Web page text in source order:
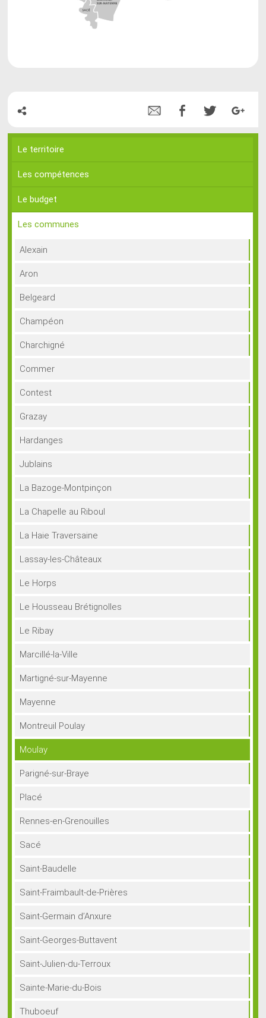
Le territoire
Les compétences
Le budget
Les communes
Alexain
Aron
Belgeard
Champéon
Charchigné
Commer
Contest
Grazay
Hardanges
Jublains
La Bazoge-Montpinçon
La Chapelle au Riboul
La Haie Traversaine
Lassay-les-Châteaux
Le Horps
Le Housseau Brétignolles
Le Ribay
Marcillé-la-Ville
Martigné-sur-Mayenne
Mayenne
Montreuil Poulay
Moulay
Parigné-sur-Braye
Placé
Rennes-en-Grenouilles
Sacé
Saint-Baudelle
Saint-Fraimbault-de-Prières
Saint-Germain d’Anxure
Saint-Georges-Buttavent
Saint-Julien-du-Terroux
Sainte-Marie-du-Bois
Thuboeuf